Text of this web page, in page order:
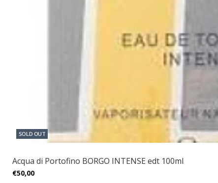
SOLD OUT
Acqua di Portofino BORGO INTENSE edt 100ml
€50,00